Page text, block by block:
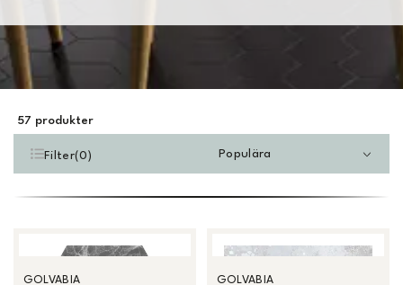
57 produkter
Filter(0) Populära
GOLVABIA GOLVABIA